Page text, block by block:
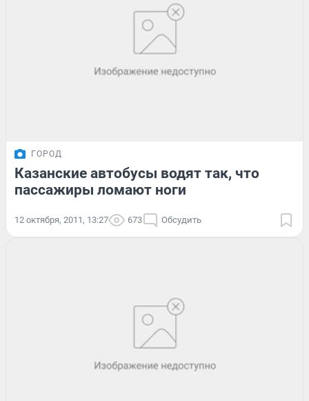
ГОРОД
Казанские автобусы водят так, что
пассажиры ломают ноги
12 октября, 2011, 13:27 673 Обсудить